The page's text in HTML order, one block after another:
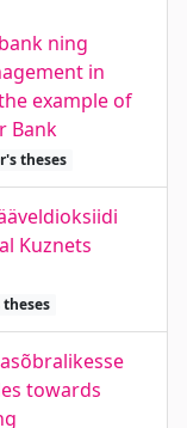
ning
in
example of
Bank
theses
Kuznets
towards